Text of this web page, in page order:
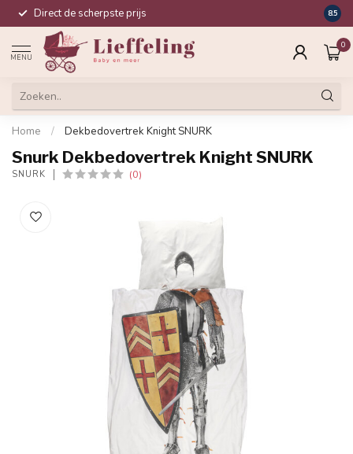
Direct de scherpste prijs 8.5
MENU
0
Home / Dekbedovertrek Knight SNURK
Snurk Dekbedovertrek Knight SNURK
SNURK (0)